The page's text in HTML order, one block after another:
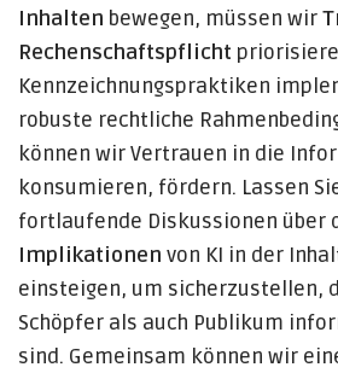
Inhalten bewegen, müssen wir
Rechenschaftspflicht
Kennzeichnungspraktiken
robuste rechtliche
können wir Vertrauen in die
konsumieren, fördern. Lassen
fortlaufende Diskussionen über
Implikationen von KI in der
einsteigen, um sicherzustellen,
Schöpfer als auch Publikum
sind. Gemeinsam können wir